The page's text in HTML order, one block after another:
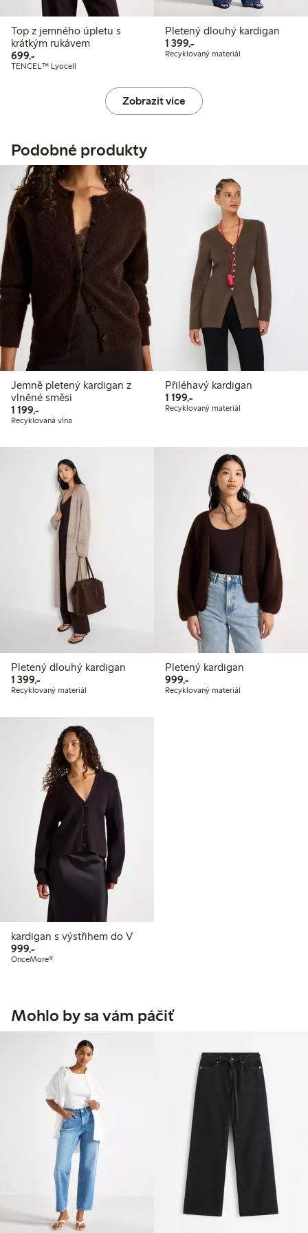
Top z jemného úpletu s
krátkým rukávem
699,-699,00 Kč
TENCEL™ Lyocell
Pletený dlouhý kardigan
1 399,-1 399,00 Kč
Recyklovaný materiál
Zobrazit více
Podobné produkty
Jemně pletený kardigan z
vlněné směsi
1 199,-1 199,00 Kč
Recyklovaná vlna
Přiléhavý kardigan
1 199,-1 199,00 Kč
Recyklovaný materiál
Pletený dlouhý kardigan
1 399,-1 399,00 Kč
Recyklovaný materiál
Pletený kardigan
999,-999,00 Kč
Recyklovaný materiál
kardigan s výstřihem do V
999,-999,00 Kč
OnceMore®
Mohlo by sa vám páčiť